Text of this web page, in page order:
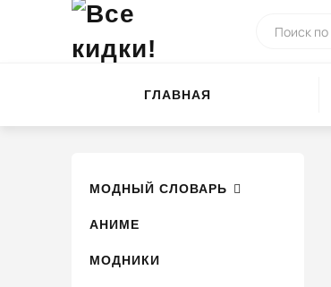
ГЛАВНАЯ
МОДНЫЙ СЛОВАРЬ
АНИМЕ
МОДНИКИ